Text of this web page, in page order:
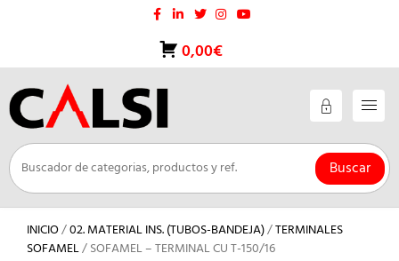
0,00€
Buscar
INICIO/02. MATERIAL INS. (TUBOS-BANDEJA)/TERMINALES
SOFAMEL/ SOFAMEL – TERMINAL CU T-150/16